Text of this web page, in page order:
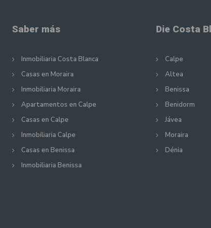
Saber más
Inmobiliaria Costa Blanca
Casas en Moraira
Inmobiliaria Moraira
Apartamentos en Calpe
Casas en Calpe
Inmobiliaria Calpe
Casas en Benissa
Inmobiliaria Benissa
Die Costa
Calpe
Altea
Benissa
Benidorm
Jávea
Moraira
Dénia